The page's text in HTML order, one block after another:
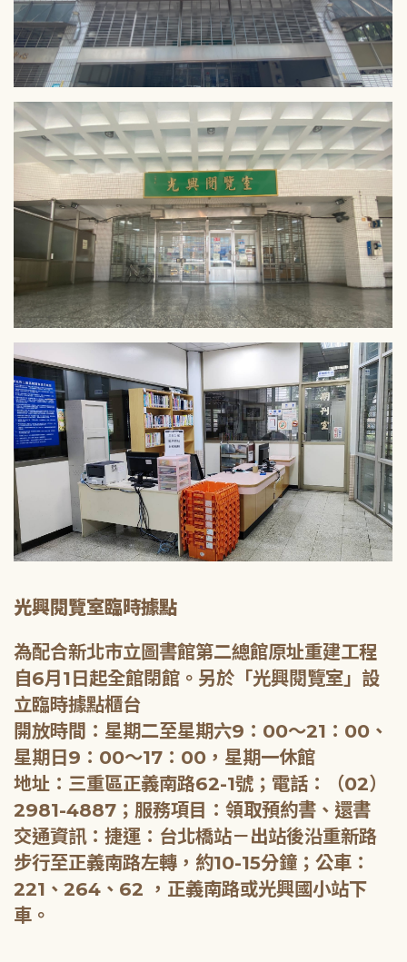
光興閱覽室臨時據點
為配合新北市立圖書館第二總館原址重建工程
自6月1日起全館閉館。另於「光興閱覽室」設
立臨時據點櫃台
開放時間：星期二至星期六9：00～21：00、
星期日9：00～17：00，星期一休館
地址：三重區正義南路62-1號；電話：（02）
2981-4887；服務項目：領取預約書、還書
交通資訊：捷運：台北橋站－出站後沿重新路
步行至正義南路左轉，約10-15分鐘；公車：
221、264、62 ，正義南路或光興國小站下
車。